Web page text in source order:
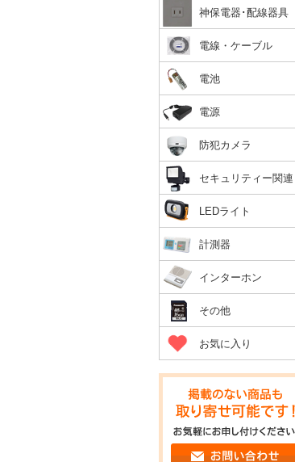
神保電器･配線器具
電線・ケーブル
電池
電源
防犯カメラ
セキュリティー関連
LEDライト
計測器
インターホン
その他
お気に入り